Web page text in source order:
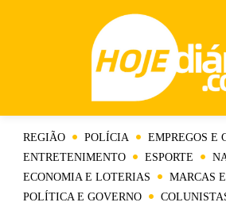
REGIÃO POLÍCIA
EMPREGOS E
ENTRETENIMENTO
ESPORTE
ECONOMIA E LOTERIAS
MARCAS
POLÍTICA E GOVERNO